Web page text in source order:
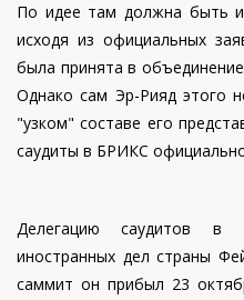
По идее там должна быть и
исходя из официальных
была принята в
Однако сам Эр-Рияд этого
"узком" составе его
саудиты в БРИКС
Делегацию саудитов в
иностранных дел страны
саммит он прибыл 23